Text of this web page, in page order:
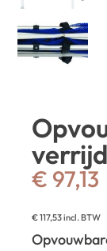
€ 97,13
€117,53incl. BTW